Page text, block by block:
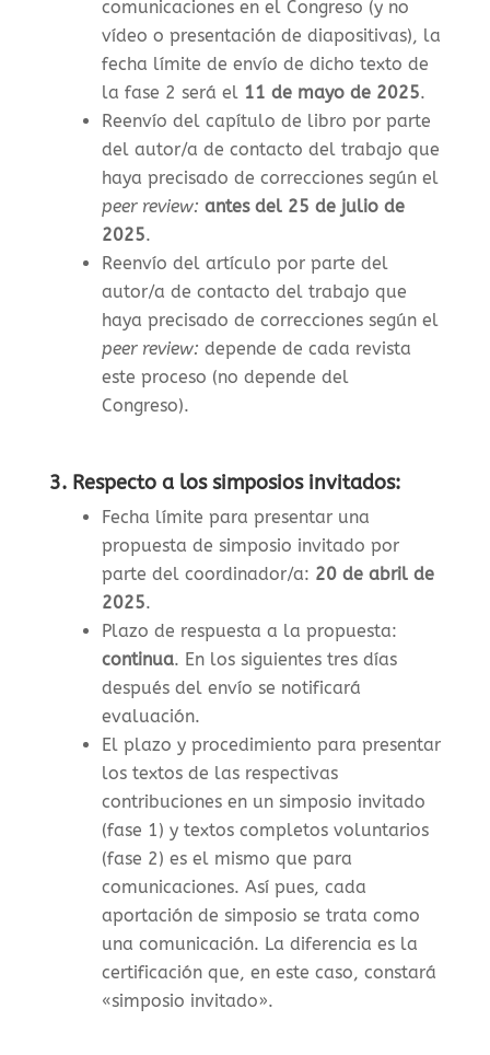
comunicaciones en el Congreso (y no
vídeo o presentación de diapositivas), la
fecha límite de envío de dicho texto de
la fase 2 será el 11 de mayo de 2025.
Reenvío del capítulo de libro por parte
del autor/a de contacto del trabajo que
haya precisado de correcciones según el
peer review: antes del 25 de julio de
2025.
Reenvío del artículo por parte del
autor/a de contacto del trabajo que
haya precisado de correcciones según el
peer review: depende de cada revista
este proceso (no depende del
Congreso).
3. Respecto a los simposios invitados:
Fecha límite para presentar una
propuesta de simposio invitado por
parte del coordinador/a: 20 de abril de
2025.
Plazo de respuesta a la propuesta:
continua. En los siguientes tres días
después del envío se notificará
evaluación.
El plazo y procedimiento para presentar
los textos de las respectivas
contribuciones en un simposio invitado
(fase 1) y textos completos voluntarios
(fase 2) es el mismo que para
comunicaciones. Así pues, cada
aportación de simposio se trata como
una comunicación. La diferencia es la
certificación que, en este caso, constará
«simposio invitado».